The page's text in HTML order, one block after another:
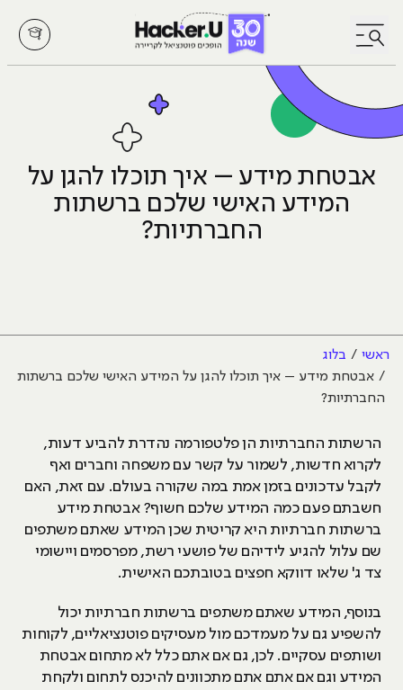
לחץ לפתיחת/סגירת תפריט
אבטחת מידע – איך תוכלו להגן על
המידע האישי שלכם ברשתות
החברתיות?
ראשי
בלוג
אבטחת מידע – איך תוכלו להגן על המידע האישי שלכם ברשתות
החברתיות?
הרשתות החברתיות הן פלטפורמה נהדרת להביע דעות,
לקרוא חדשות, לשמור על קשר עם משפחה וחברים ואף
לקבל עדכונים בזמן אמת במה שקורה בעולם. עם זאת, האם
חשבתם פעם כמה המידע שלכם חשוף? אבטחת מידע
ברשתות חברתיות היא קריטית שכן המידע שאתם משתפים
שם עלול להגיע לידיהם של פושעי רשת, מפרסמים ויישומי
צד ג' שלאו דווקא חפצים בטובתכם האישית.
בנוסף, המידע שאתם משתפים ברשתות חברתיות יכול
להשפיע גם על מעמדכם מול מעסיקים פוטנציאליים, לקוחות
ושותפים עסקיים. לכן, גם אם אתם כלל לא מתחום אבטחת
המידע וגם אם אתם אתם מתכוונים להיכנס לתחום ולקחת